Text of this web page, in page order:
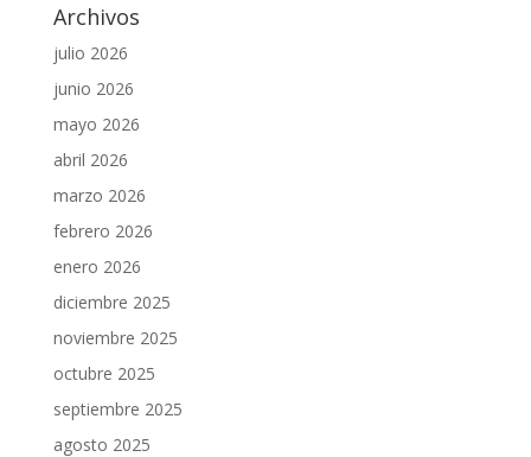
Archivos
julio 2026
junio 2026
mayo 2026
abril 2026
marzo 2026
febrero 2026
enero 2026
diciembre 2025
noviembre 2025
octubre 2025
septiembre 2025
agosto 2025